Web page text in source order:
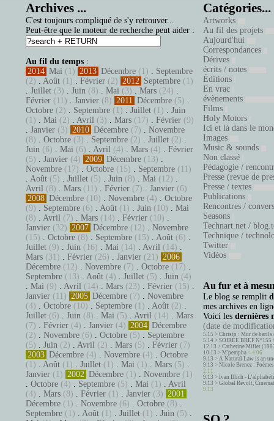
Archives ...
C'est toujours compliqué de s'y retrouver...
Peut-être que le moteur de recherche peut aider :
Au fil du temps :
2014 Mai (1) 2013 Décembre (1) . Septembre
(2) . Août (1) . Février (2) 2012 Septembre (1)
. Juillet (3) . Juin (8) . Mai (3) . Mars (24) .
Février (11) . Janvier (8) 2011 Décembre (5) .
Octobre (2) . Septembre (1) . Juillet (1) . Juin
(1) . Mai (2) . Avril (3) . Mars (17) . Février (9)
. Janvier (3) 2010 Décembre (7) . Novembre
(8) . Octobre (3) . Septembre (2) . Juillet (2) .
Juin (6) . Mai (6) . Avril (4) . Mars (4) . Février
(5) . Janvier (4) 2009 Décembre (13) .
Novembre (17) . Octobre (15) . Septembre (11)
. Août (5) . Juillet (5) . Juin (8) . Mai (12) .
Avril (8) . Mars (11) . Février (7) . Janvier (6)
2008 Décembre (10) . Novembre (4) . Octobre
(9) . Septembre (6) . Août (1) . Juin (10) . Mai
(8) . Avril (7) . Mars (14) . Février (10) .
Janvier (32) 2007 Décembre (12) . Novembre
(15) . Octobre (8) . Septembre (15) . Août (6) .
Juillet (9) . Juin (16) . Mai (14) . Avril (14) .
Mars (31) . Février (26) . Janvier (21) 2006
Décembre (12) . Novembre (7) . Octobre (17) .
Septembre (13) . Août (4) . Juillet (5) . Juin (4)
. Mai (9) . Avril (14) . Mars (23) . Février (15) .
Janvier (11) 2005 Décembre (7) . Novembre
(4) . Octobre (10) . Septembre (1) . Août (2) .
Juillet (6) . Juin (8) . Mai (5) . Avril (14) . Mars
(7) . Février (4) . Janvier (4) 2004 Décembre
(2) . Novembre (6) . Octobre (5) . Septembre
(5) . Juin (2) . Avril (2) . Mars (5) . Février (7)
2003 Décembre (4) . Novembre (4) . Octobre
(1) . Août (1) . Juillet (1) . Mai (1) . Mars (5) .
Janvier (1) 2002 Décembre (1) . Novembre (1)
. Octobre (4) . Septembre (5) . Mai (1) . Avril
(4) . Mars (8) . Février (1) . Janvier (3) 2001
Décembre (1) . Novembre (6) . Octobre (8) .
Septembre (1) . Août (1) . Juillet (1) . Juin (5) .
Catégories...
Artworks
Au fil des projets
Aujourd'hui
Correspondances
Dérives
écrits / notes
Éditions
En vrac
évènements
Films
Holy Motors
Ici et là dans le
Images
Music & sounds
Non classé
Pédagogie /
Presse (revue de
Presse / textes
Publications
Rencontres /
Seasons
Technart.net /
Technique /
Twitter
Vidéos
Au fur et à
Le blog se remplit
mes archives en
Voici les dernières
(date de
5.15 > Christo : Mur de barils
5.14 > SOIRÉE BREF
12.13 > Catherine Millet
10.13 > M'pempba < 4.06
9.13 > A Natural Law is an
9.13 > Nicole Brenez :
2.11
9.13 > Ivan Illich -
9.13 > Global Revolt,
9.13